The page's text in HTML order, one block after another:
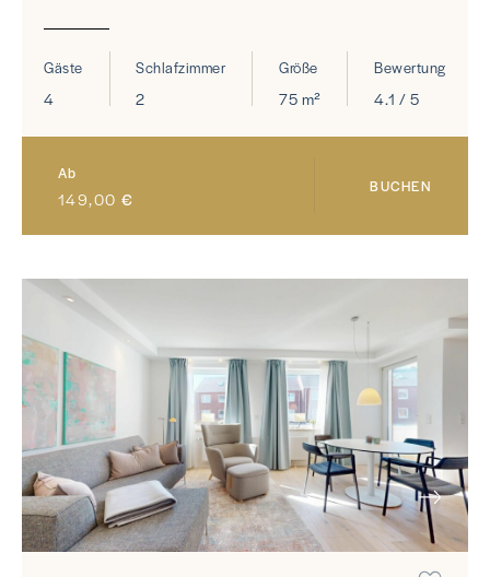
Gäste
4
Schlafzimmer
2
Größe
75 m²
Bewertung
4.1 / 5
Ab
149,00 €
BUCHEN
NEXT